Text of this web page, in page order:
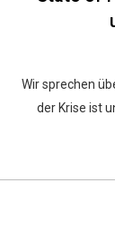
Wir sprechen
der Krise ist